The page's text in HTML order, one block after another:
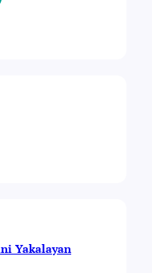
Yakalayan